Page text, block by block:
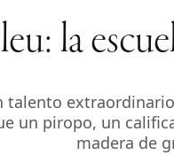
la
un piropo, un
madera de